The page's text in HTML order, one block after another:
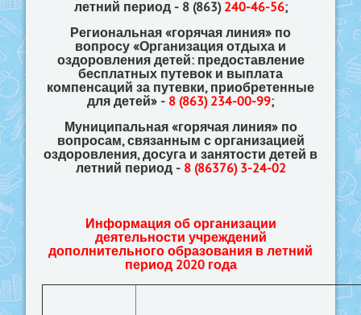
летний период - 8 (863) 240-46-56;
Региональная «горячая линия» по
вопросу «Организация отдыха и
оздоровления детей: предоставление
бесплатных путевок и выплата
компенсаций за путевки, приобретенные
для детей» - 8 (863) 234-00-99;
Муниципальная «горячая линия» по
вопросам, связанным с организацией
оздоровления, досуга и занятости детей в
летний период - 8 (86376) 3-24-02
Информация об организации
деятельности учреждений
дополнительного образования в летний
период 2020 года